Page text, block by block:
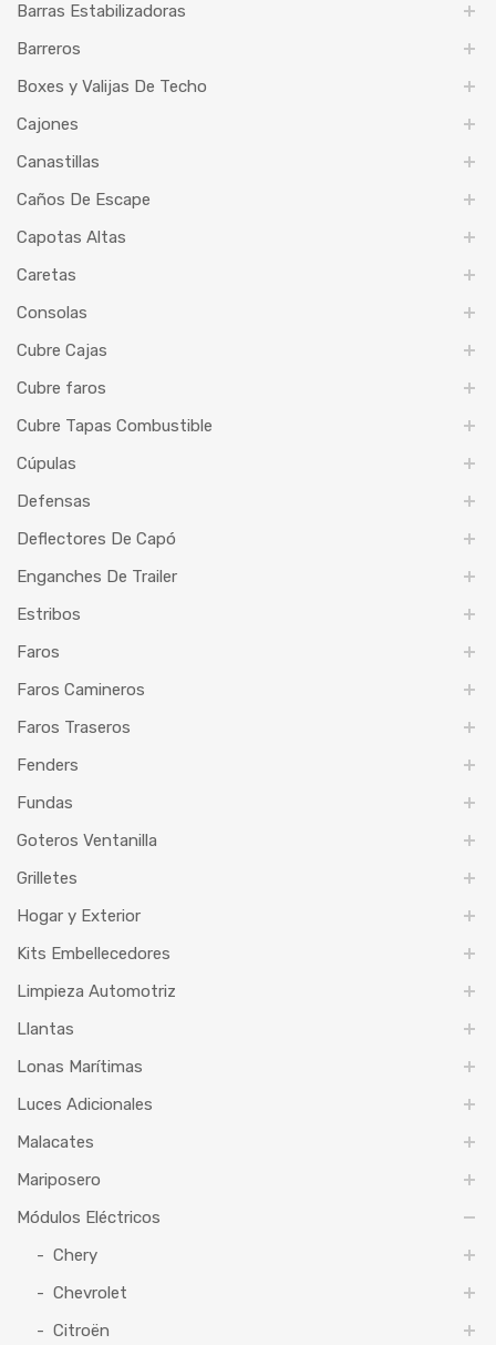
Barras Estabilizadoras
Barreros
Boxes y Valijas De Techo
Cajones
Canastillas
Caños De Escape
Capotas Altas
Caretas
Consolas
Cubre Cajas
Cubre faros
Cubre Tapas Combustible
Cúpulas
Defensas
Deflectores De Capó
Enganches De Trailer
Estribos
Faros
Faros Camineros
Faros Traseros
Fenders
Fundas
Goteros Ventanilla
Grilletes
Hogar y Exterior
Kits Embellecedores
Limpieza Automotriz
Llantas
Lonas Marítimas
Luces Adicionales
Malacates
Mariposero
Módulos Eléctricos
Chery
Chevrolet
Citroën